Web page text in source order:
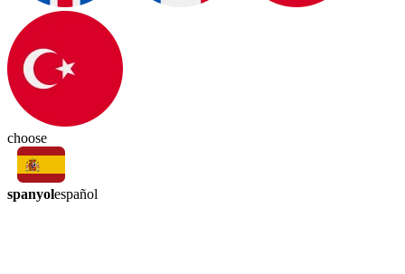
choose
spanyolespañol